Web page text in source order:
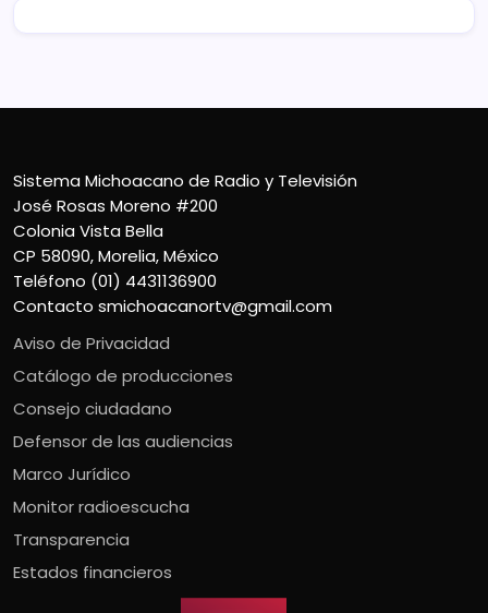
Sistema Michoacano de Radio y Televisión
José Rosas Moreno #200
Colonia Vista Bella
CP 58090, Morelia, México
Teléfono (01) 4431136900
Contacto smichoacanortv@gmail.com
Aviso de Privacidad
Catálogo de producciones
Consejo ciudadano
Defensor de las audiencias
Marco Jurídico
Monitor radioescucha
Transparencia
Estados financieros